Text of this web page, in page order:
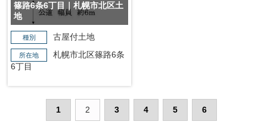
篠路6条6丁目｜札幌市北区土
地
種別 古屋付土地
所在地
札幌市北区篠路6条
6丁目
1 2 3 4 5 6